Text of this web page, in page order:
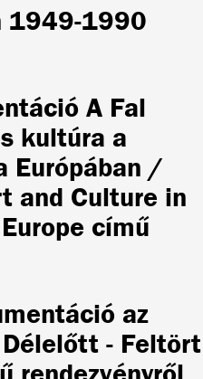
1949-1990
A Fal
kultúra a
Európában /
and Culture in
című
az
- Feltört